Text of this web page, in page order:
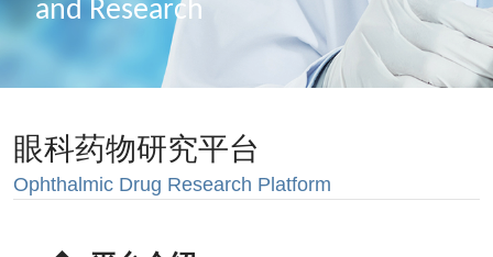
and Research
眼科药物研究平台
Ophthalmic Drug Research Platform